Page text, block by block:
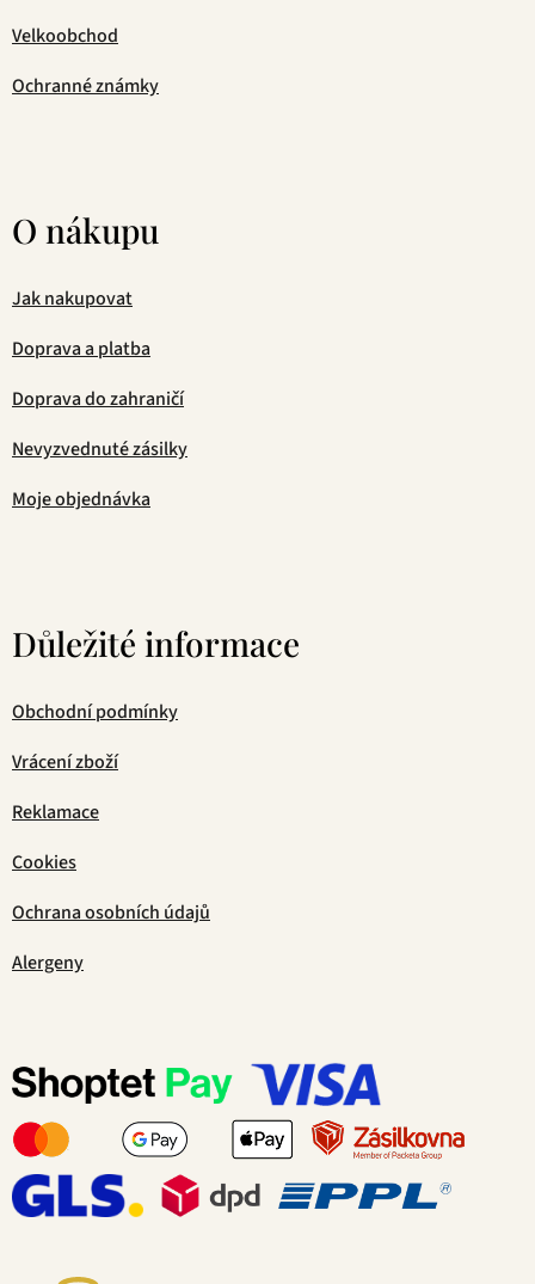
Velkoobchod
Ochranné známky
O nákupu
Jak nakupovat
Doprava a platba
Doprava do zahraničí
Nevyzvednuté zásilky
Moje objednávka
Důležité informace
Obchodní podmínky
Vrácení zboží
Reklamace
Cookies
Ochrana osobních údajů
Alergeny